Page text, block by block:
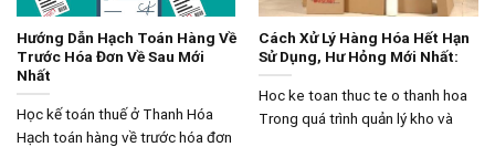
Hướng Dẫn Hạch Toán Hàng Về
Trước Hóa Đơn Về Sau Mới
Nhất
Học kế toán thuế ở Thanh Hóa
Hạch toán hàng về trước hóa đơn
Cách Xử Lý Hàng Hóa Hết Hạn
Sử Dụng, Hư Hỏng Mới Nhất:
Hoc ke toan thuc te o thanh hoa
Trong quá trình quản lý kho và